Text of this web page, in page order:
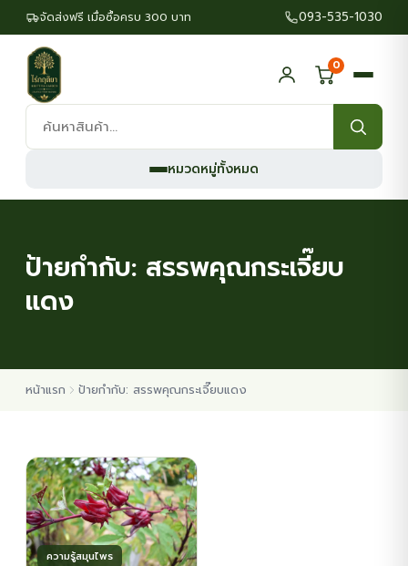
จัดส่งฟรี เมื่อซื้อครบ 300 บาท 093-535-1030
ค้นหา
สินค้า:
0
หมวดหมู่ทั้งหมด
ต้นพันธุ์สมุนไพร
ต้นพันธุ์ไม้ป่า
ไม้ดอกไม้ประดับ
ป้ายกำกับ: สรรพคุณกระเจี๊ยบ
แดง
หน้าแรก ป้ายกำกับ: สรรพคุณกระเจี๊ยบแดง
ความรู้สมุนไพร